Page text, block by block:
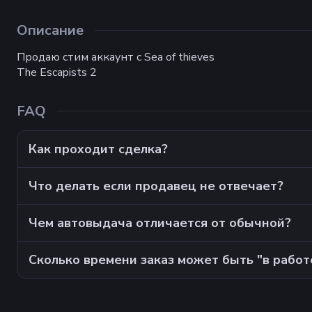
Описание
Продаю стим аккаунт с Sea of thieves
The Escapists 2
FAQ
Как проходит сделка?
Что делать если продавец не отвечает?
Чем автовыдача отличается от обычной?
Сколько времени заказ может быть "в